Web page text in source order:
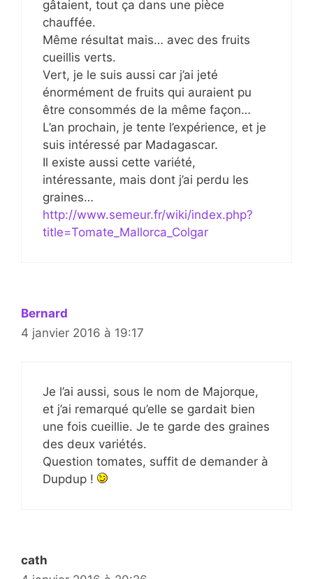
gâtaient, tout ça dans une pièce
chauffée.
Même résultat mais… avec des fruits
cueillis verts.
Vert, je le suis aussi car j’ai jeté
énormément de fruits qui auraient pu
être consommés de la même façon…
L’an prochain, je tente l’expérience, et je
suis intéressé par Madagascar.
Il existe aussi cette variété,
intéressante, mais dont j’ai perdu les
graines…
http://www.semeur.fr/wiki/index.php?
title=Tomate_Mallorca_Colgar
Bernard
4 janvier 2016 à 19:17
Je l’ai aussi, sous le nom de Majorque,
et j’ai remarqué qu’elle se gardait bien
une fois cueillie. Je te garde des graines
des deux variétés.
Question tomates, suffit de demander à
Dupdup !
cath